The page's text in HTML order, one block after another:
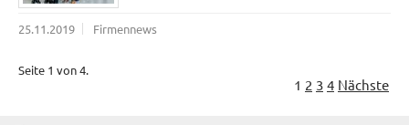
25.11.2019 Firmennews
Seite 1 von 4.
1 2 3 4 Nächste